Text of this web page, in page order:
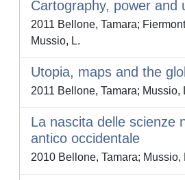
Cartography, power and
2011 Bellone, Tamara;
Mussio, L.
Utopia, maps and the
2011 Bellone, Tamara; Mussio,
La nascita delle scienze
antico occidentale
2010 Bellone, Tamara; Mussio,